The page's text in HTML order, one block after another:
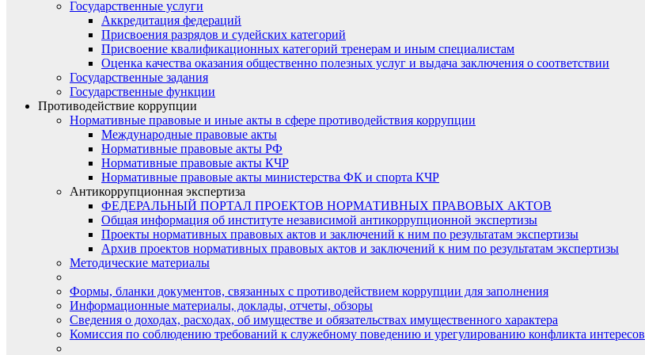
Государственные услуги
Аккредитация федераций
Присвоения разрядов и судейских категорий
Присвоение квалификационных категорий тренерам и иным специалистам
Оценка качества оказания общественно полезных услуг и выдача заключения о соответствии
Государственные задания
Государственные функции
Противодействие коррупции
Нормативные правовые и иные акты в сфере противодействия коррупции
Международные правовые акты
Нормативные правовые акты РФ
Нормативные правовые акты КЧР
Нормативные правовые акты министерства ФК и спорта КЧР
Антикоррупционная экспертиза
ФЕДЕРАЛЬНЫЙ ПОРТАЛ ПРОЕКТОВ НОРМАТИВНЫХ ПРАВОВЫХ АКТОВ
Общая информация об институте независимой антикоррупционной экспертизы
Проекты нормативных правовых актов и заключений к ним по результатам экспертизы
Архив проектов нормативных правовых актов и заключений к ним по результатам экспертизы
Методические материалы
Формы, бланки документов, связанных с противодействием коррупции для заполнения
Информационные материалы, доклады, отчеты, обзоры
Сведения о доходах, расходах, об имуществе и обязательствах имущественного характера
Комиссия по соблюдению требований к служебному поведению и урегулированию конфликта интересов